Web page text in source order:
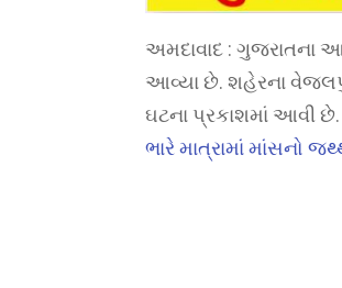
અમદાવાદ : ગુજરાતના
આવ્યા છે. શહેરના
ઘટના પ્રકાશમાં આવી છે.
ભારે માત્રામાં માંસનો